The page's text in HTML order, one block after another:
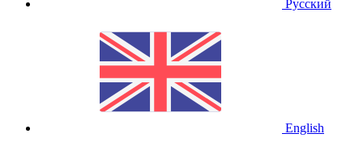
Русский
English